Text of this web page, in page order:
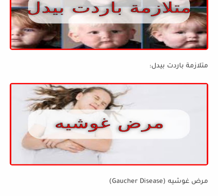
متلازمة باردت بيدل:
مرض غوشيه (Gaucher Disease)